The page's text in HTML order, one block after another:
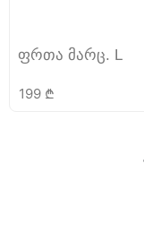
ფრთა მარც. L
199 ₾